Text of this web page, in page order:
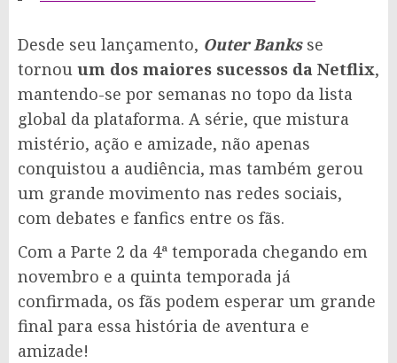
Desde seu lançamento, Outer Banksse
tornou um dos maiores sucessos da Netflix,
mantendo-se por semanas no topo da lista
global da plataforma. A série, que mistura
mistério, ação e amizade, não apenas
conquistou a audiência, mas também gerou
um grande movimento nas redes sociais,
com debates e fanfics entre os fãs.
Com a Parte 2 da 4ª temporada chegando em
novembro e a quinta temporada já
confirmada, os fãs podem esperar um grande
final para essa história de aventura e
amizade!